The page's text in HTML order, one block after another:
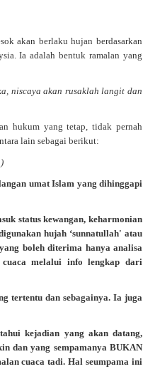
akan berlaku hujan berdasarkan
Ia adalah bentuk ramalan yang
niscaya akan rusaklah langit dan
hukum yang tetap, tidak pernah
lain sebagai berikut:
umat Islam yang dihinggapi
status kewangan, keharmonian
hujah ‘sunnatullah' atau
boleh diterima hanya analisa
melalui info lengkap dari
tertentu dan sebagainya. Ia juga
kejadian yang akan datang,
dan yang sempamanya BUKAN
cuaca tadi. Hal seumpama ini